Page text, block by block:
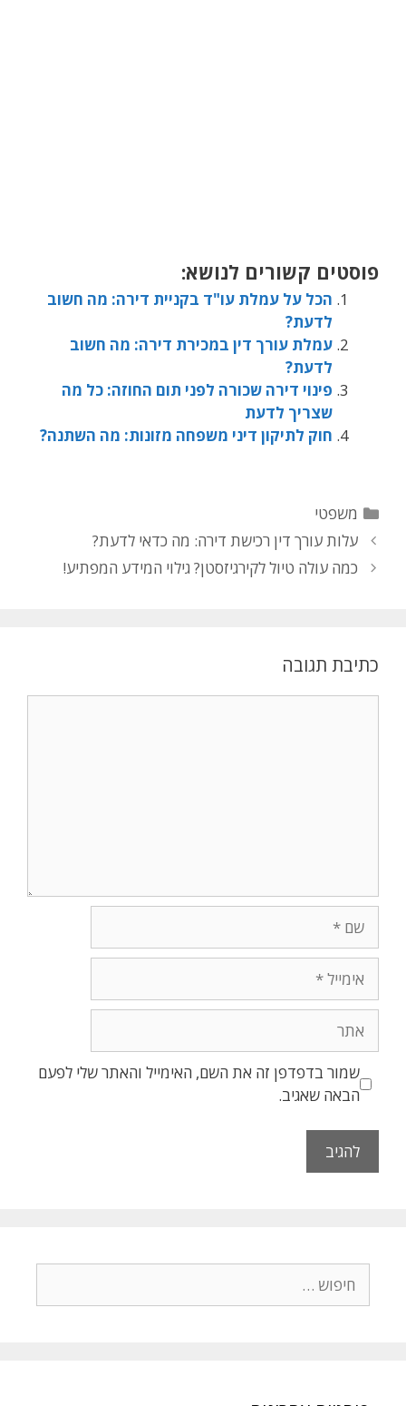
פוסטים קשורים לנושא:
הכל על עמלת עו"ד בקניית דירה: מה חשוב
לדעת?
עמלת עורך דין במכירת דירה: מה חשוב
לדעת?
פינוי דירה שכורה לפני תום החוזה: כל מה
שצריך לדעת
חוק לתיקון דיני משפחה מזונות: מה השתנה?
משפטי
עלות עורך דין רכישת דירה: מה כדאי לדעת?
כמה עולה טיול לקירגיזסטן? גילוי המידע המפתיע!
כתיבת תגובה
שמור בדפדפן זה את השם, האימייל והאתר שלי לפעם
הבאה שאגיב.